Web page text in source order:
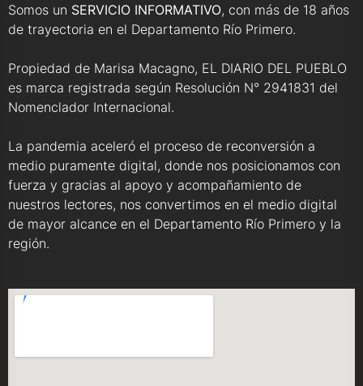
Somos un SERVICIO INFORMATIVO, con más de 18 años
de trayectoria en el Departamento Río Primero.
Propiedad de Marisa Macagno, EL DIARIO DEL PUEBLO
es marca registrada según Resolución N° 2941831 del
Nomenclador Internacional.
La pandemia aceleró el proceso de reconversión a
medio puramente digital, donde nos posicionamos con
fuerza y gracias al apoyo y acompañamiento de
nuestros lectores, nos convertimos en el medio digital
de mayor alcance en el Departamento Río Primero y la
región.